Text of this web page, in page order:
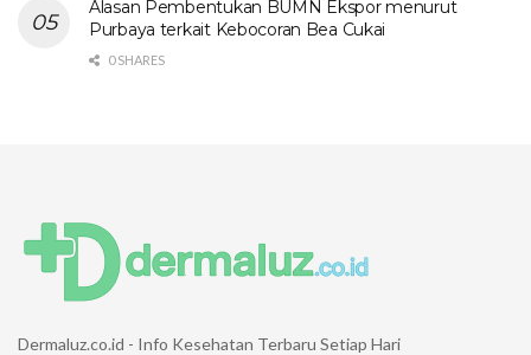
Alasan Pembentukan BUMN Ekspor menurut
Purbaya terkait Kebocoran Bea Cukai
0 SHARES
Dermaluz.co.id - Info Kesehatan Terbaru Setiap Hari